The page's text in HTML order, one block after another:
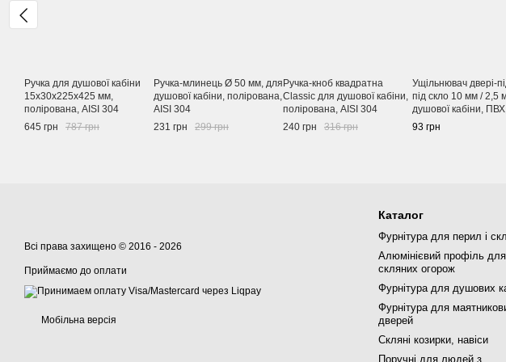
Ручка для душової кабіни
15х30х225х425 мм,
полірована, AISI 304
645 грн
787 грн
Ручка-млинець Ø 50 мм, для
душової кабіни, полірована,
AISI 304
231 грн
299 грн
Ручка-кноб квадратна
Classic для душової кабіни,
полірована, AISI 304
240 грн
316 грн
Ущільнювач двері-
під скло 10 мм / 2,5
душової кабіни,
прозорий
93 грн
Всі права захищено © 2016 - 2026
Приймаємо до оплати
Мобільна версія
Каталог
Фурнітура для перил і
Алюмінієвий профіль для
скляних огорож
Фурнітура для душових
Фурнітура для
дверей
Скляні козирки, навіси
Поручні для людей з